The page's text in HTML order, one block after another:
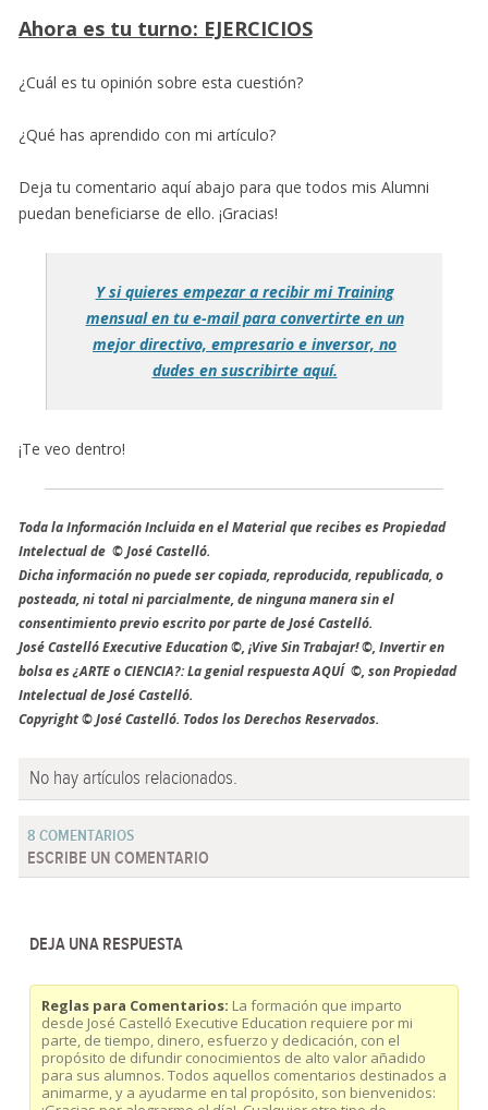
Ahora es tu turno: EJERCICIOS
¿Cuál es tu opinión sobre esta cuestión?
¿Qué has aprendido con mi artículo?
Deja tu comentario aquí abajo para que todos mis Alumni
puedan beneficiarse de ello. ¡Gracias!
Y si quieres empezar a recibir mi Training
mensual en tu e-mail para convertirte en un
mejor directivo, empresario e inversor, no
dudes en suscribirte aquí.
¡Te veo dentro!
Toda la Información Incluida en el Material que recibes es Propiedad
Intelectual de © José Castelló.
Dicha información no puede ser copiada, reproducida, republicada, o
posteada, ni total ni parcialmente, de ninguna manera sin el
consentimiento previo escrito por parte de José Castelló.
José Castelló Executive Education ©, ¡Vive Sin Trabajar! ©, Invertir en
bolsa es ¿ARTE o CIENCIA?: La genial respuesta AQUÍ ©, son Propiedad
Intelectual de José Castelló.
Copyright © José Castelló. Todos los Derechos Reservados.
No hay artículos relacionados.
8 COMENTARIOS
ESCRIBE UN COMENTARIO
DEJA UNA RESPUESTA
Reglas para Comentarios: La formación que imparto
desde José Castelló Executive Education requiere por mi
parte, de tiempo, dinero, esfuerzo y dedicación, con el
propósito de difundir conocimientos de alto valor añadido
para sus alumnos. Todos aquellos comentarios destinados a
animarme, y a ayudarme en tal propósito, son bienvenidos: